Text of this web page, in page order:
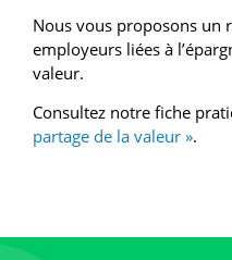
Nous vous proposons un
employeurs liées à
valeur.
Consultez notre fiche
partage de la valeur ».